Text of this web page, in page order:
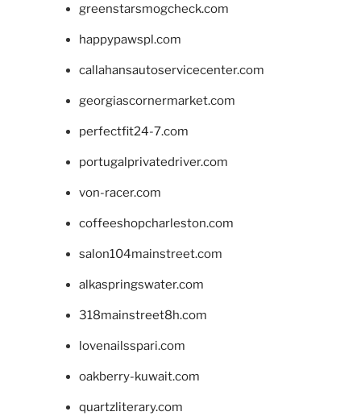
greenstarsmogcheck.com
happypawspl.com
callahansautoservicecenter.com
georgiascornermarket.com
perfectfit24-7.com
portugalprivatedriver.com
von-racer.com
coffeeshopcharleston.com
salon104mainstreet.com
alkaspringswater.com
318mainstreet8h.com
lovenailsspari.com
oakberry-kuwait.com
quartzliterary.com